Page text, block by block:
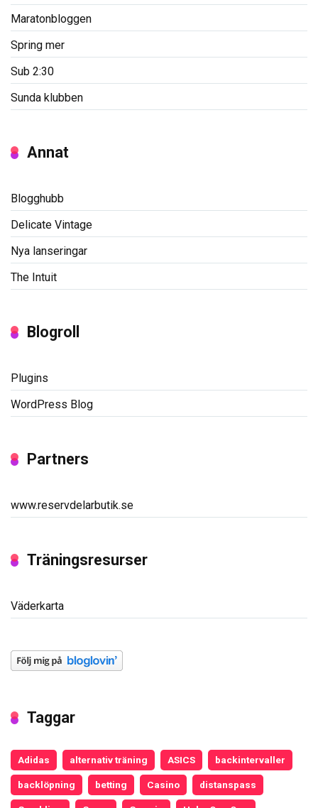
Maratonbloggen
Spring mer
Sub 2:30
Sunda klubben
Annat
Blogghubb
Delicate Vintage
Nya lanseringar
The Intuit
Blogroll
Plugins
WordPress Blog
Partners
www.reservdelarbutik.se
Träningsresurser
Väderkarta
Taggar
Adidas alternativ träning ASICS backintervaller
backlöpning betting Casino distanspass